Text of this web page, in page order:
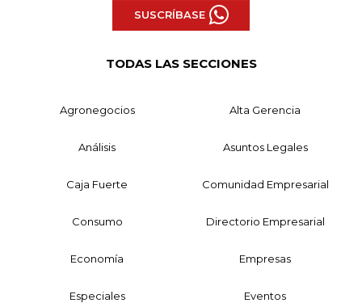
SUSCRÍBASE
TODAS LAS SECCIONES
Agronegocios Alta Gerencia
Análisis Asuntos Legales
Caja Fuerte Comunidad Empresarial
Consumo Directorio Empresarial
Economía Empresas
Especiales Eventos